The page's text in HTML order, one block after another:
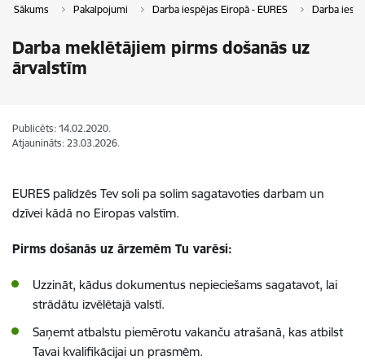
Sākums Pakalpojumi Darba iespējas Eiropā - EURES Darba
Darba meklētājiem pirms došanās uz
ārvalstīm
Publicēts: 14.02.2020.
Atjaunināts: 23.03.2026.
EURES palīdzēs Tev soli pa solim sagatavoties darbam un
dzīvei kādā no Eiropas valstīm.
Pirms došanās uz ārzemēm Tu varēsi:
Uzzināt, kādus dokumentus nepieciešams sagatavot, lai
strādātu izvēlētajā valstī.
Saņemt atbalstu piemērotu vakanču atrašanā, kas atbilst
Tavai kvalifikācijai un prasmēm.